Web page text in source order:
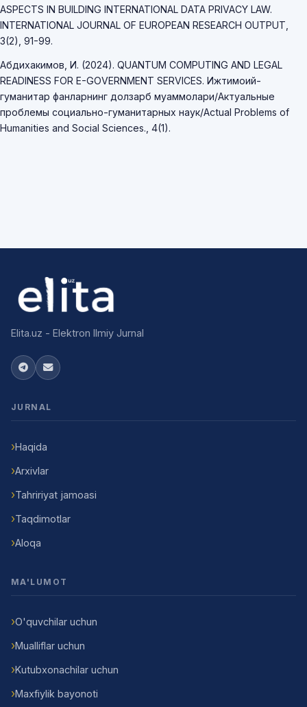
ASPECTS IN BUILDING INTERNATIONAL DATA PRIVACY LAW.
INTERNATIONAL JOURNAL OF EUROPEAN RESEARCH OUTPUT,
3(2), 91-99.
Абдихакимов, И. (2024). QUANTUM COMPUTING AND LEGAL
READINESS FOR E-GOVERNMENT SERVICES. Ижтимоий-
гуманитар фанларнинг долзарб муаммолари/Актуальные
проблемы социально-гуманитарных наук/Actual Problems of
Humanities and Social Sciences., 4(1).
Elita.uz - Elektron Ilmiy Jurnal
JURNAL
Haqida
Arxivlar
Tahririyat jamoasi
Taqdimotlar
Aloqa
MA'LUMOT
O'quvchilar uchun
Mualliflar uchun
Kutubxonachilar uchun
Maxfiylik bayonoti